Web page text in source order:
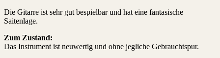
Die Gitarre ist sehr gut bespielbar und hat eine fantasische
Saitenlage.
Zum Zustand:
Das Instrument ist neuwertig und ohne jegliche Gebrauchtspur.